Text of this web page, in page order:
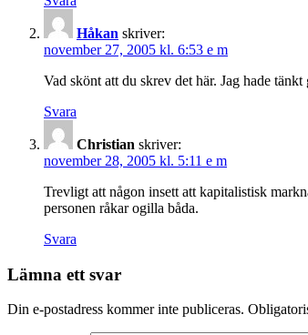
Håkan skriver:
november 27, 2005 kl. 6:53 e m
Vad skönt att du skrev det här. Jag hade
Svara
Christian skriver:
november 28, 2005 kl. 5:11 e m
Trevligt att någon insett att kapitalistisk
personen råkar ogilla båda.
Svara
Lämna ett svar
Din e-postadress kommer inte publiceras.